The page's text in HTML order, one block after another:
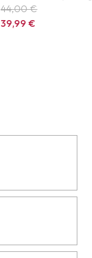
44,00 €
39,99€